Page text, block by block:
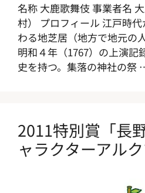
名称 大鹿歌舞伎 事業者名
村） プロフィール 江戸時
わる地芝居（地方で地元の
明和４年（1767）の上演記
史を持つ。集落の神社の祭
2011特別賞「長
ャラクターアルク